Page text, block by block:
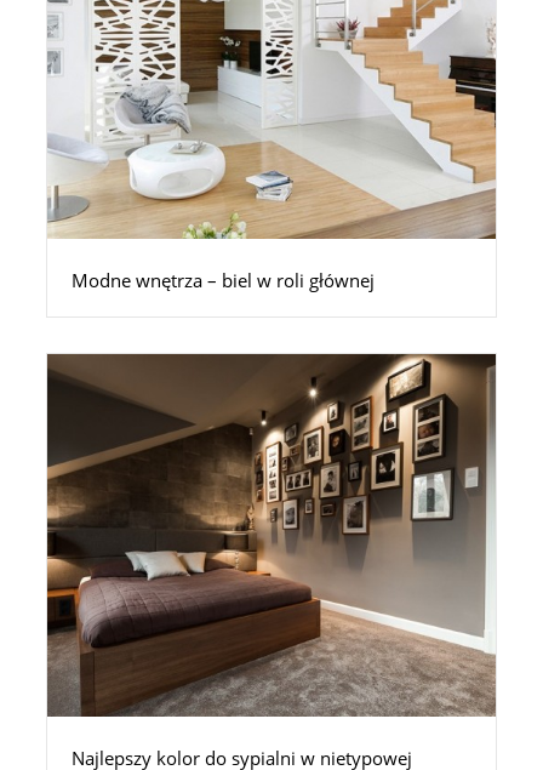
Modne wnętrza – biel w roli głównej
Najlepszy kolor do sypialni w nietypowej